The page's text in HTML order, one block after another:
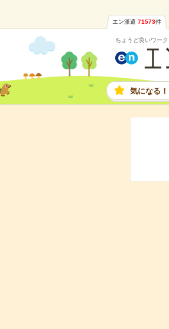
エン派遣 71573件
ちょうど良いワー
気になる